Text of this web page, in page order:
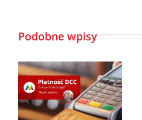
Podobne wpisy